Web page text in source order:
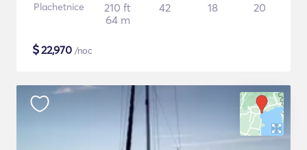
Plachetnice
210 ft
64 m
42 18 20
$22,970 /noc